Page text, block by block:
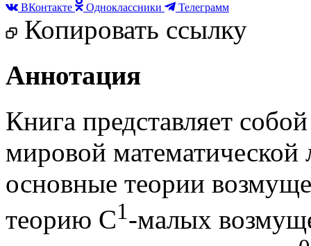
ВКонтакте Одноклассники Телеграмм
Копировать ссылку
Аннотация
Книга представляет
мировой математической
основные теории
теорию C1-малых